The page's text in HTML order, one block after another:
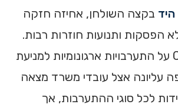
בקצה השולחן, אחיזה חזקה
הפסקות ותנועות חוזרות רבות.
סקירת Cochrane על התערבויות ארגונומיות למניעת
עליונה אצל עובדי משרד מצאה
לכל סוגי ההתערבות, אך